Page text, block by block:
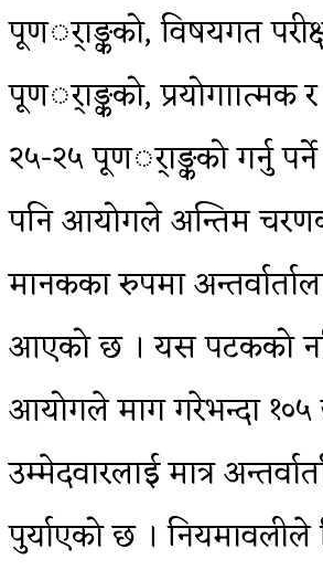
पूणर्ाङ्कको, विषयगत
पूणर्ाङ्कको, प्रयोगाात्मक र
२५-२५ पूणर्ाङ्कको गर्नु
पनि आयोगले अन्तिम
मानकका रुपमा
आएको छ । यस पटकको
आयोगले माग गरेभन्दा
उम्मेदवारलाई मात्र
पुर्याएको छ ।